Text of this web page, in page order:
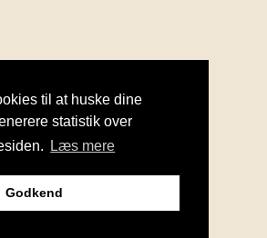
til at huske dine
statistik over
Læs mere
Godkend